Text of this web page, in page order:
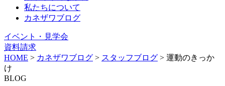
私たちについて
カネザワブログ
イベント・見学会
資料請求
HOME > カネザワブログ > スタッフブログ > 運動のきっか
け
BLOG